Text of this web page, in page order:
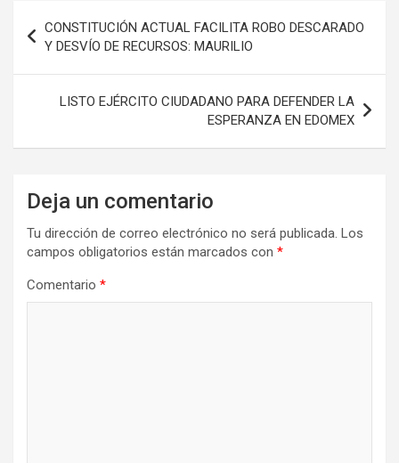
Navegación
de
entradas
CONSTITUCIÓN ACTUAL FACILITA ROBO DESCARADO
Y DESVÍO DE RECURSOS: MAURILIO
LISTO EJÉRCITO CIUDADANO PARA DEFENDER LA
ESPERANZA EN EDOMEX
Deja un comentario
Tu dirección de correo electrónico no será publicada. Los
campos obligatorios están marcados con *
Comentario *